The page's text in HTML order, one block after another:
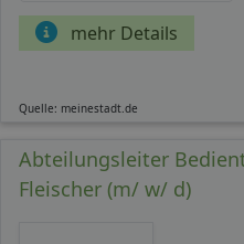
mehr Details
Quelle: meinestadt.de
Abteilungsleiter
Fleischer (m/ w/ d)